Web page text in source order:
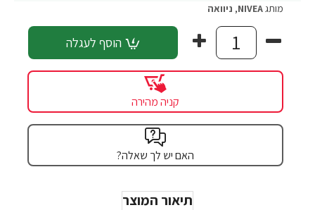
מותגNIVEA
, ניוואה
הוסף לעגלה
קניה מהירה
האם יש לך שאלה?
תיאור המוצר